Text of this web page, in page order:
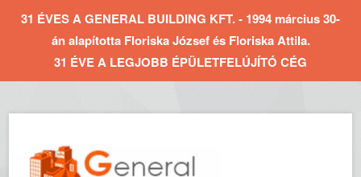
31 ÉVES A GENERAL BUILDING KFT. - 1994 március 30-
án alapította Floriska József és Floriska Attila.
31 ÉVE A LEGJOBB ÉPÜLETFELÚJÍTÓ CÉG